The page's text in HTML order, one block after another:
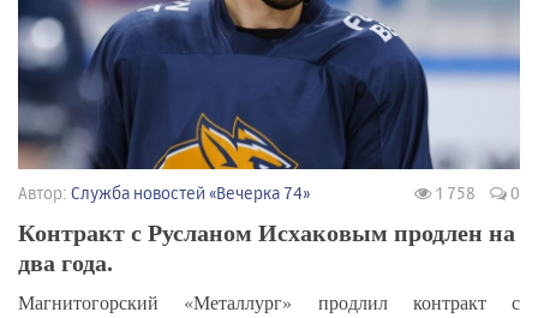
Автор: Служба новостей «Вечерка 74» 1 758 0
Контракт с Русланом Исхаковым продлен на
два года.
Магнитогорский «Металлург» продлил контракт с